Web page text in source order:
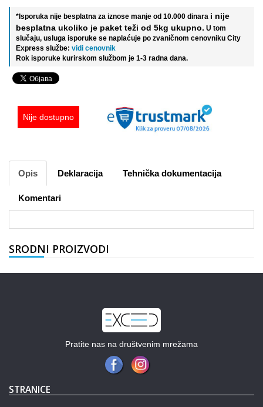
*Isporuka nije besplatna za iznose manje od 10.000 dinara i nije
besplatna ukoliko je paket teži od 5kg ukupno. U tom
slučaju, usluga isporuke se naplaćuje po zvaničnom cenovniku City
Express službe: vidi cenovnik
Rok isporuke kurirskom službom je 1-3 radna dana.
Nije dostupno
Opis Deklaracija Tehnička dokumentacija
Komentari
SRODNI PROIZVODI
Pratite nas na društvenim mrežama
STRANICE